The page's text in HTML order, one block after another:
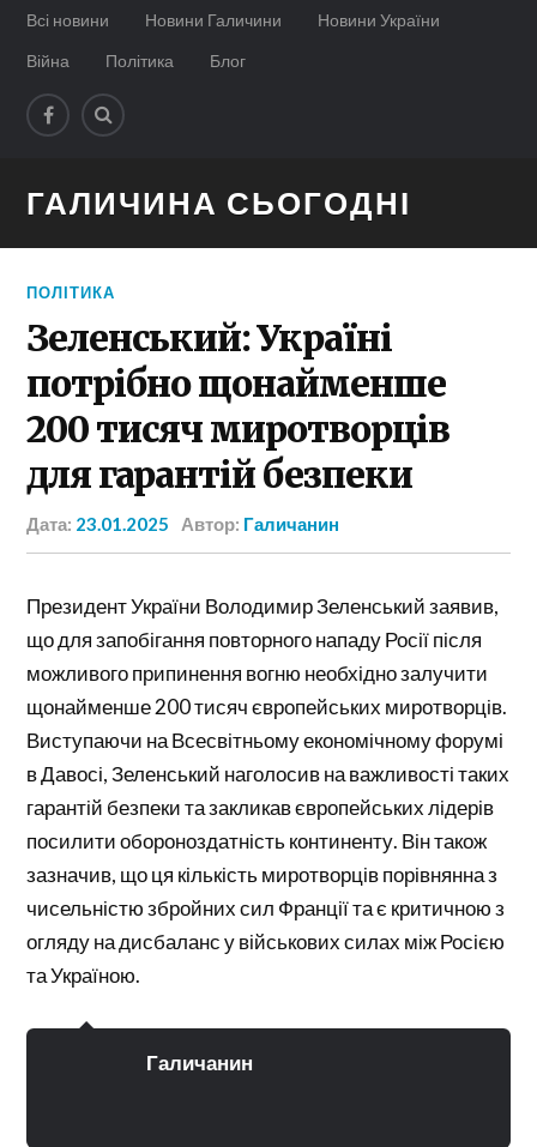
Всі новини Новини Галичини
Новини України
Війна
Політика Блог
ГАЛИЧИНА СЬОГОДНІ
ПОЛІТИКА
Зеленський: Україні
потрібно щонайменше
200 тисяч миротворців
для гарантій безпеки
Дата: 23.01.2025 Автор: Галичанин
Президент України Володимир Зеленський заявив,
що для запобігання повторного нападу Росії після
можливого припинення вогню необхідно залучити
щонайменше 200 тисяч європейських миротворців.
Виступаючи на Всесвітньому економічному форумі
в Давосі, Зеленський наголосив на важливості таких
гарантій безпеки та закликав європейських лідерів
посилити обороноздатність континенту. Він також
зазначив, що ця кількість миротворців порівнянна з
чисельністю збройних сил Франції та є критичною з
огляду на дисбаланс у військових силах між Росією
та Україною.
Галичанин